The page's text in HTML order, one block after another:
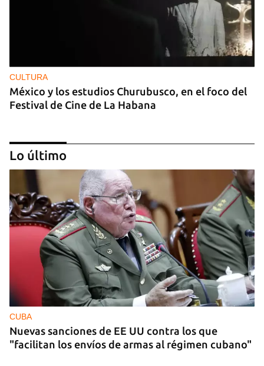
CULTURA
México y los estudios Churubusco, en el foco del
Festival de Cine de La Habana
Un público enamorado de Celia Cruz desafía la
censura en un homenaje en La Habana
Lo último
CUBA
Nuevas sanciones de EE UU contra los que
"facilitan los envíos de armas al régimen cubano"